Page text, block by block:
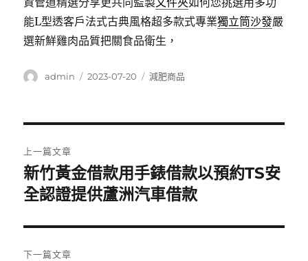
能L型透客戶法式古典風格超多款式專業獨立筒沙發嚴
選新鮮雞肉品質把關食品衛生，
作
admin
發
2023-07-20
分
減肥商品
章
導
覽
上一篇文章
上
一
文
章:
新竹黃金借款用手錶借款以預約TS安
全認證提供蘆洲汽車借款
下一篇文章